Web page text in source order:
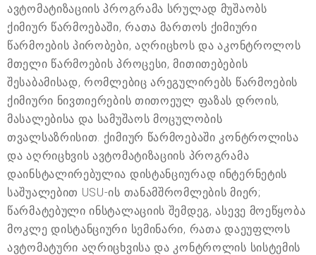
ავტომატიზაციის პროგრამა სრულად მუშაობს
ქიმიურ წარმოებაში, რათა მართოს ქიმიური
წარმოების პირობები, აღრიცხოს და აკონტროლოს
მთელი წარმოების პროცესი, მითითებების
შესაბამისად, რომლებიც არეგულირებს წარმოების
ქიმიური ნივთიერების თითოეულ ფაზას დროის,
მასალებისა და სამუშაოს მოცულობის
თვალსაზრისით. ქიმიურ წარმოებაში კონტროლისა
და აღრიცხვის ავტომატიზაციის პროგრამა
დაინსტალირებულია დისტანციურად ინტერნეტის
საშუალებით USU-ის თანამშრომლების მიერ;
წარმატებული ინსტალაციის შემდეგ, ასევე მოეწყობა
მოკლე დისტანციური სემინარი, რათა დაეუფლოს
ავტომატური აღრიცხვისა და კონტროლის სისტემის